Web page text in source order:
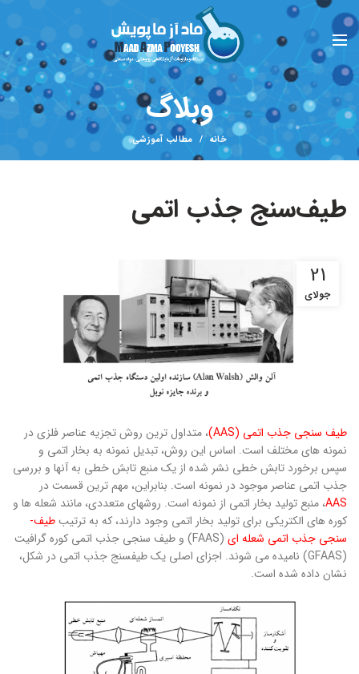
وبلاگ
خانه مطالب آموزشی
طیف‌سنج جذب اتمی
21
جولای
طیف‌ سنجی جذب اتمی (
AAS
)، متداول­ ترین روش­ تجزیه عناصر فلزی در
نمونه­ های مختلف است. اساس این روش­، تبدیل نمونه به بخار اتمی و
سپس برخورد تابش خطی نشر شده از یک منبع تابش خطی به ­آن­ها و بررسی
جذب اتمی عناصر موجود در نمونه است. بنابراین، مهم ­ترین قسمت در
AAS، منبع تولید بخار اتمی از نمونه است. روش­های متعددی، مانند شعله ­­ها و
کوره­ های الکتریکی برای تولید بخار اتمی وجود دارند، که به ترتیبطیف­
سنجی جذب اتمی شعله­ ای
(FAAS) و طیف­ سنجی جذب اتمی کوره گرافیت
(GFAAS) نامیده می­ شوند. اجزای اصلی یک طیف­سنج جذب اتمی در شکل،
نشان داده شده است.